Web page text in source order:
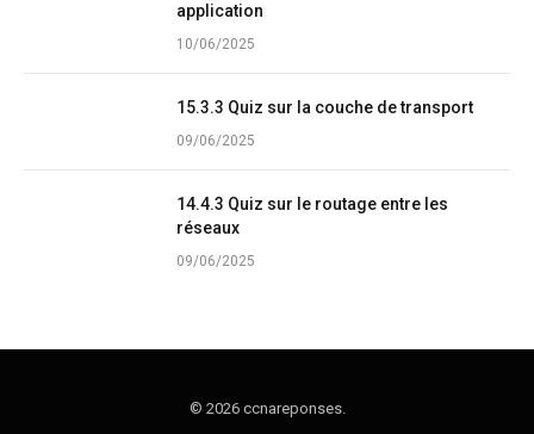
application
10/06/2025
15.3.3 Quiz sur la couche de transport
09/06/2025
14.4.3 Quiz sur le routage entre les
réseaux
09/06/2025
© 2026 ccnareponses.